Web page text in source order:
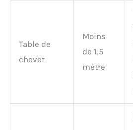
Table de
chevet
Moins
de 1,5
mètre